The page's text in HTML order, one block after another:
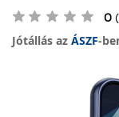
0
Jótállás az ÁSZF-